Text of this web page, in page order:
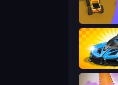
Monster
GT Cars